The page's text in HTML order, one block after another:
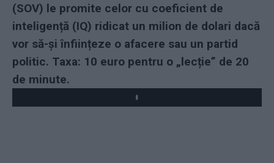
(SOV) le promite celor cu coeficient de
inteligență (IQ) ridicat un milion de dolari dacă
vor să-și înființeze o afacere sau un partid
politic. Taxa: 10 euro pentru o „lecție” de 20
de minute.
Play